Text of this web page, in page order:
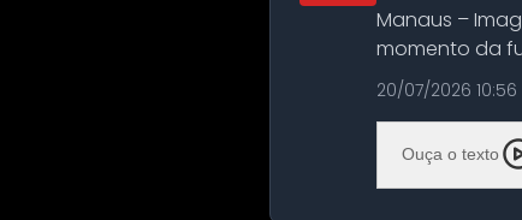
Manaus –
momento da
noite deste
20/07/2026 10:56
Ouça o texto